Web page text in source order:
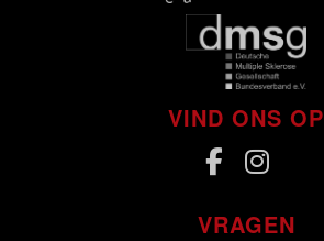
VIND ONS OP
VRAGEN